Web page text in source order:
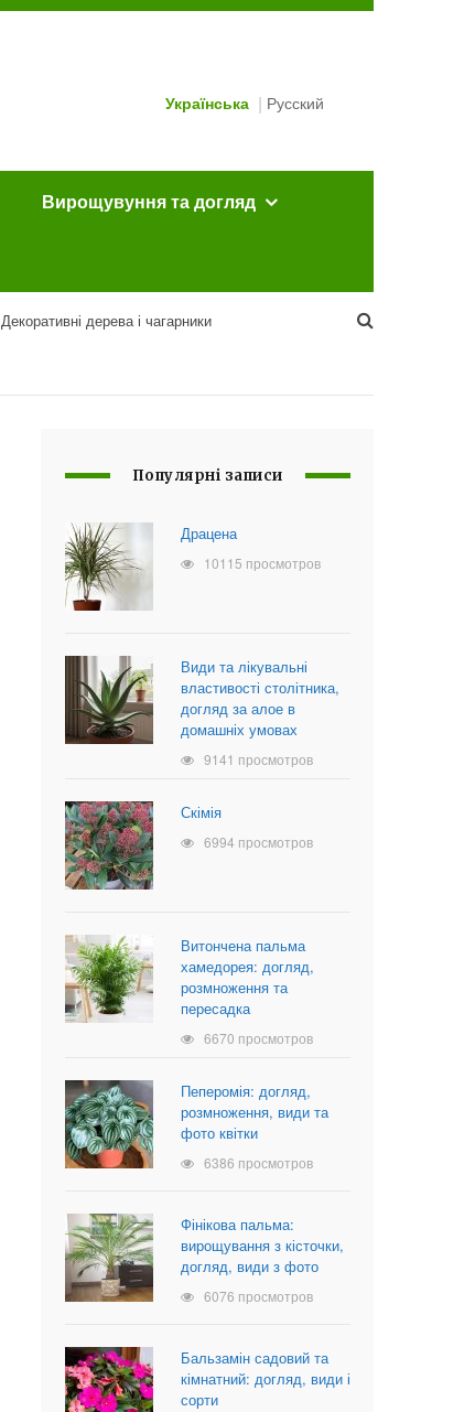
Українська Русский
Вирощувуння та догляд
Декоративні дерева і чагарники
Популярні записи
Драцена
10115 просмотров
Види та лікувальні
властивості столітника,
догляд за алое в
домашніх умовах
9141 просмотров
Скімія
6994 просмотров
Витончена пальма
хамедорея: догляд,
розмноження та
пересадка
6670 просмотров
Пеперомія: догляд,
розмноження, види та
фото квітки
6386 просмотров
Фінікова пальма:
вирощування з кісточки,
догляд, види з фото
6076 просмотров
Бальзамін садовий та
кімнатний: догляд, види і
сорти